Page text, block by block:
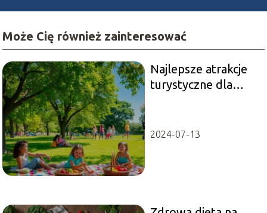
Może Cię również zainteresować
Najlepsze atrakcje
turystyczne dla
2024-07-13